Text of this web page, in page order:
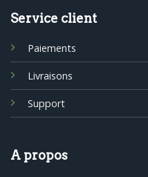
Service client
Paiements
Livraisons
Support
A propos